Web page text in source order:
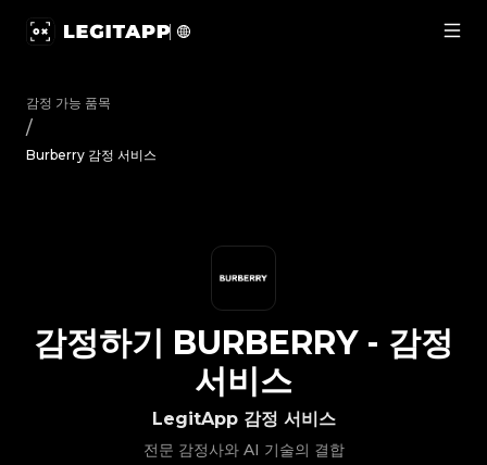
감정 가능 품목
/
Burberry 감정 서비스
LegitApp 감정 서비스
전문 감정사와 AI 기술의 결합
감정하기 BURBERRY- 감정
서비스